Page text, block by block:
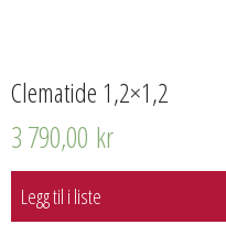
Clematide 1,2×1,2
3 790,00 kr
Legg til i liste